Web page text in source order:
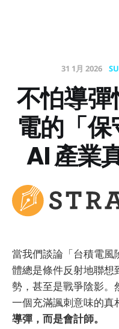
31 1月 2026
不怕導
電的「
AI 產業
當我們談論「台積電風
體總是條件反射地聯想
勢，甚至是戰爭陰影
一個充滿諷刺意味的真
導彈，而是會計師。